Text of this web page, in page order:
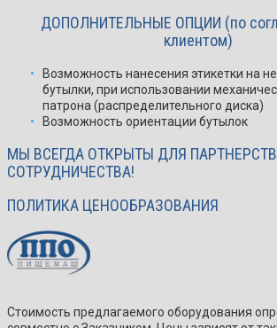
ДОПОЛНИТЕЛЬНЫЕ ОПЦИИ (по
клиентом)
Возможность нанесения этикетки на
бутылки, при использовании
патрона (распределительного диска)
Возможность ориентации бутылок
МЫ ВСЕГДА ОТКРЫТЫ ДЛЯ
СОТРУДНИЧЕСТВА!
ПОЛИТИКА ЦЕНООБРАЗОВАНИЯ
Стоимость предлагаемого оборудования